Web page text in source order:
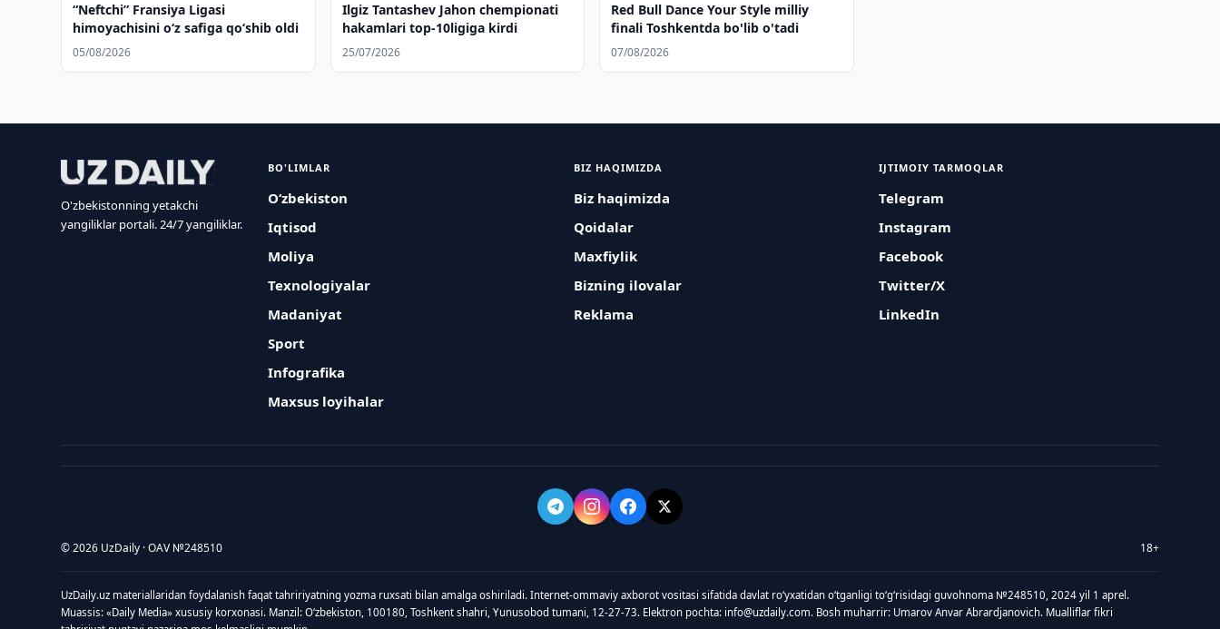
“Neftchi” Fransiya Ligasi
himoyachisini o‘z safiga qo‘shib oldi
05/08/2026
Ilgiz Tantashev Jahon chempionati
hakamlari top-10ligiga kirdi
25/07/2026
Red Bull Dance Your Style milliy
finali Toshkentda bo'lib o'tadi
07/08/2026
O'zbekistonning yetakchi
yangiliklar portali. 24/7 yangiliklar.
BO'LIMLAR
O‘zbekiston
Iqtisod
Moliya
Texnologiyalar
Madaniyat
Sport
Infografika
Maxsus loyihalar
BIZ HAQIMIZDA
Biz haqimizda
Qoidalar
Maxfiylik
Bizning ilovalar
Reklama
IJTIMOIY TARMOQLAR
Telegram
Instagram
Facebook
Twitter/X
LinkedIn
© 2026 UzDaily · OAV №248510 18+
UzDaily.uz materiallaridan foydalanish faqat tahririyatning yozma ruxsati bilan amalga oshiriladi. Internet-ommaviy axborot vositasi sifatida davlat roʻyxatidan oʻtganligi toʻgʻrisidagi guvohnoma №248510, 2024 yil 1 aprel.
Muassis: «Daily Media» xususiy korxonasi. Manzil: Oʻzbekiston, 100180, Toshkent shahri, Yunusobod tumani, 12-27-73. Elektron pochta: info@uzdaily.com. Bosh muharrir: Umarov Anvar Abrardjanovich. Mualliflar fikri